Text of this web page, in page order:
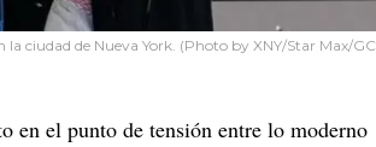
ciudad de Nueva York. (Photo by XNY/Star Max/GC
en el punto de tensión entre lo moderno